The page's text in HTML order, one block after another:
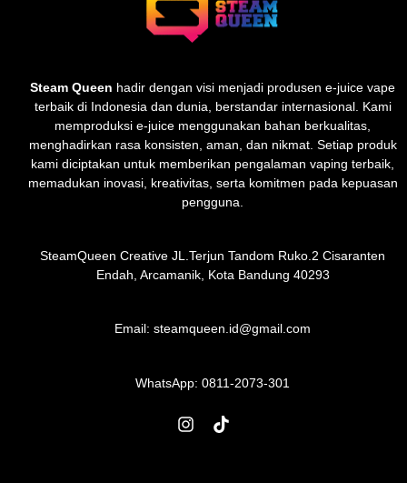
Steam Queen hadir dengan visi menjadi produsen e-juice vape
terbaik di Indonesia dan dunia, berstandar internasional. Kami
memproduksi e-juice menggunakan bahan berkualitas,
menghadirkan rasa konsisten, aman, dan nikmat. Setiap produk
kami diciptakan untuk memberikan pengalaman vaping terbaik,
memadukan inovasi, kreativitas, serta komitmen pada kepuasan
pengguna.
SteamQueen Creative JL.Terjun Tandom Ruko.2 Cisaranten
Endah, Arcamanik, Kota Bandung 40293
Email: steamqueen.id@gmail.com
WhatsApp: 0811-2073-301